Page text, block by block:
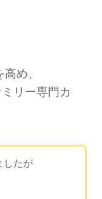
め、
リー専門カ
したが